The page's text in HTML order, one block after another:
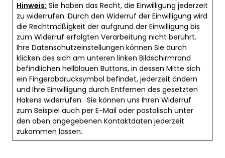
Hinweis: Sie haben das Recht, die Einwilligung jederzeit
zu widerrufen. Durch den Widerruf der Einwilligung wird
die Rechtmäßigkeit der aufgrund der Einwilligung bis
zum Widerruf erfolgten Verarbeitung nicht berührt.
Ihre Datenschutzeinstellungen können Sie durch
klicken des sich am unteren linken Bildschirmrand
befindlichen hellblauen Buttons, in dessen Mitte sich
ein Fingerabdrucksymbol befindet, jederzeit ändern
und Ihre Einwilligung durch Entfernen des gesetzten
Hakens widerrufen. Sie können uns Ihren Widerruf
zum Beispiel auch per E-Mail oder postalisch unter
den oben angegebenen Kontaktdaten jederzeit
zukommen lassen.